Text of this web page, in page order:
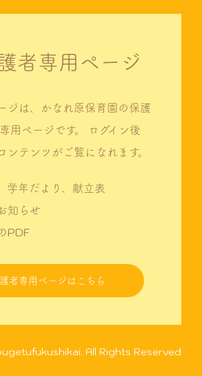
者専用ページ
ジは、かなれ原保育園の保護
専用ページです。
ログイン後
ンテンツがご覧になれます。
学年だより、献立表
知らせ
PDF
者専用ページはこちら
All Rights Reserved